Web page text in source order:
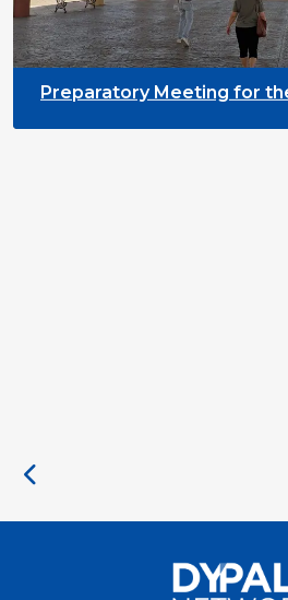
Preparatory Meeting for